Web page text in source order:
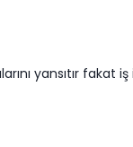
yansıtır